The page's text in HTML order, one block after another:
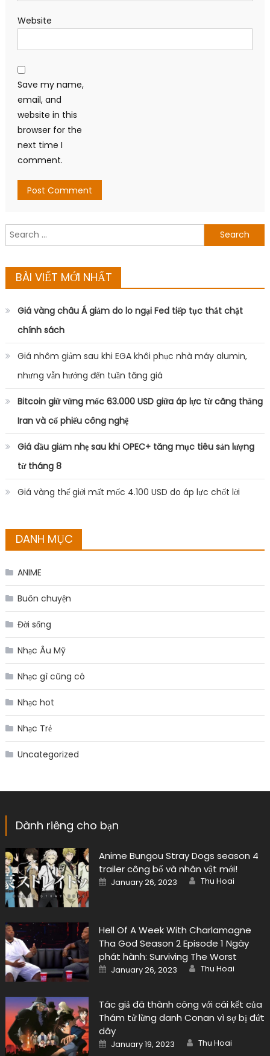
Website
Save my name,
email, and
website in this
browser for the
next time I
comment.
Search
for:
BÀI VIẾT MỚI NHẤT
Giá vàng châu Á giảm do lo ngại Fed tiếp tục thắt chặt
chính sách
Giá nhôm giảm sau khi EGA khôi phục nhà máy alumin,
nhưng vẫn hướng đến tuần tăng giá
Bitcoin giữ vững mốc 63.000 USD giữa áp lực từ căng thẳng
Iran và cổ phiếu công nghệ
Giá dầu giảm nhẹ sau khi OPEC+ tăng mục tiêu sản lượng
từ tháng 8
Giá vàng thế giới mất mốc 4.100 USD do áp lực chốt lời
DANH MỤC
ANIME
Buôn chuyện
Đời sống
Nhạc Âu Mỹ
Nhạc gì cũng có
Nhạc hot
Nhạc Trẻ
Uncategorized
Dành riêng cho bạn
Anime Bungou Stray Dogs season 4
trailer công bố và nhân vật mới!
Posted
on
January 26, 2023 Author
Thu Hoai
Hell Of A Week With Charlamagne
Tha God Season 2 Episode 1 Ngày
phát hành: Surviving The Worst
Posted
on
January 26, 2023 Author
Thu Hoai
Tác giả đã thành công với cái kết của
Thám tử lừng danh Conan vì sợ bị đứt
dây
Posted
on
January 19, 2023 Author
Thu Hoai